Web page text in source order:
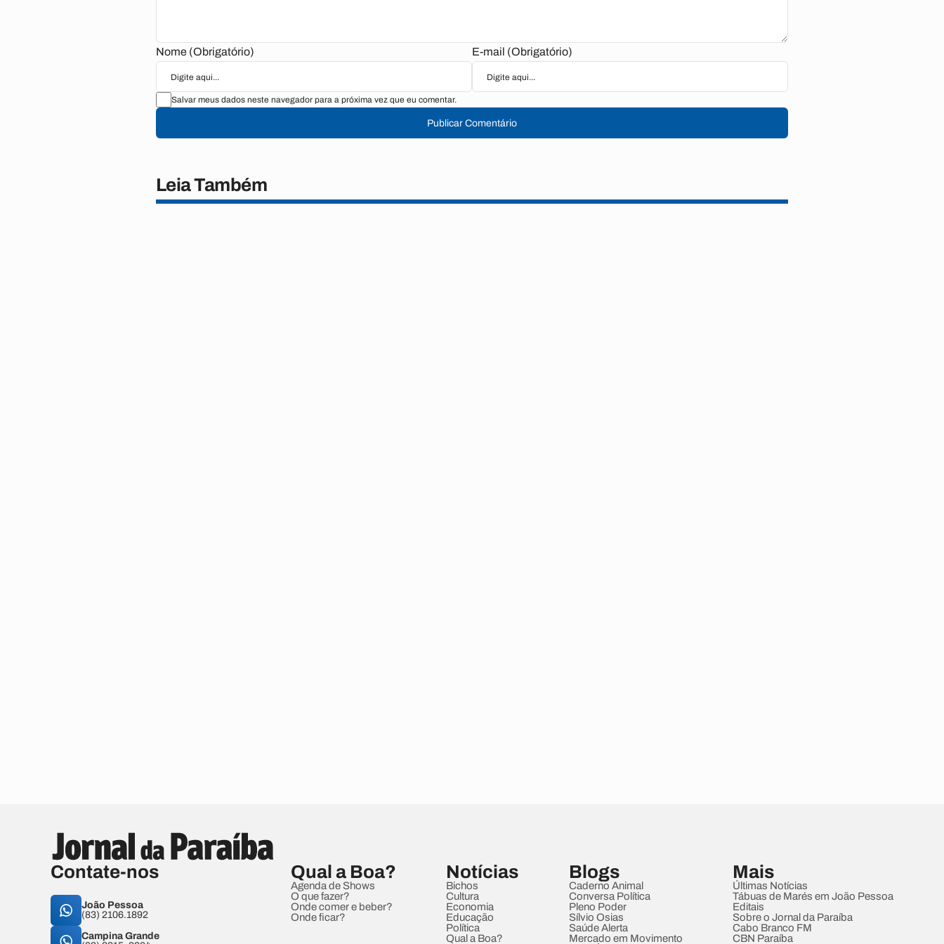
Nome (Obrigatório) E-mail (Obrigatório)
Salvar meus dados neste navegador para a próxima vez que eu comentar.
Publicar Comentário
Leia Também
Contate-nos
João Pessoa
(83) 2106.1892
Campina Grande
Qual a Boa?
Agenda de Shows
O que fazer?
Onde comer e beber?
Onde ficar?
Notícias
Bichos
Cultura
Economia
Educação
Política
Qual a Boa?
Blogs
Caderno Animal
Conversa Política
Pleno Poder
Sílvio Osias
Saúde Alerta
Mercado em Movimento
Mais
Últimas Notícias
Tábuas de Marés em João Pessoa
Editais
Sobre o Jornal da Paraíba
Cabo Branco FM
CBN Paraíba